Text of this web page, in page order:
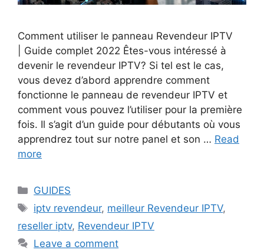
Comment utiliser le panneau Revendeur IPTV
| Guide complet 2022 Êtes-vous intéressé à
devenir le revendeur IPTV? Si tel est le cas,
vous devez d’abord apprendre comment
fonctionne le panneau de revendeur IPTV et
comment vous pouvez l’utiliser pour la première
fois. Il s’agit d’un guide pour débutants où vous
apprendrez tout sur notre panel et son … Read
more
Categories
GUIDES
Tags
iptv revendeur, meilleur Revendeur IPTV,
reseller iptv, Revendeur IPTV
Leave a comment